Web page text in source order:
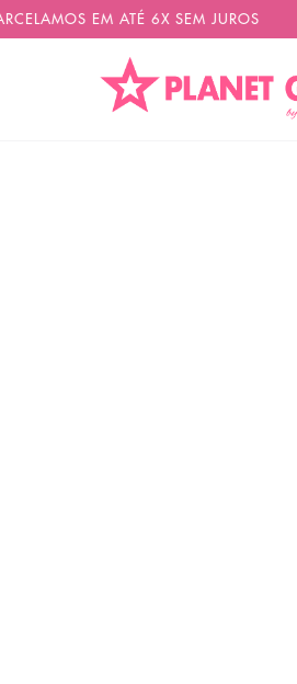
EM ATÉ 6X SEM JUROS